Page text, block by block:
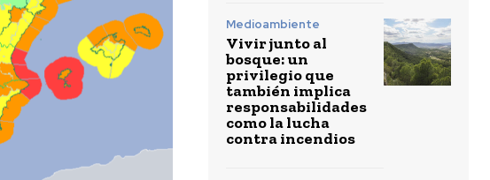
Medioambiente
Vivir junto al
bosque: un
privilegio que
también implica
responsabilidades
como la lucha
contra incendios